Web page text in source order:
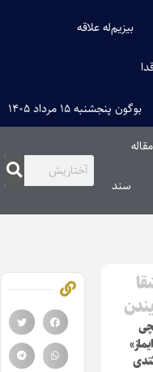
بیزیم‌له علاقه
بوگون پنجشنبه ۱۵ مرداد ۱۴۰۵
مقاله‌
سند